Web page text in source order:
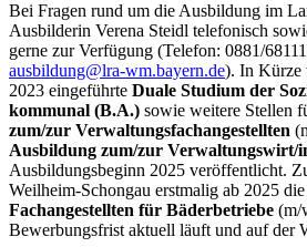
Bei Fragen rund um die Ausbildung im
Ausbilderin Verena Steidl telefonisch
gerne zur Verfügung (Telefon: 0881/
ausbildung@lra-wm.bayern.de). In Kürze
2023 eingeführte Duale Studium der
kommunal (B.A.) sowie weitere Stellen
zum/zur Verwaltungsfachangestellten
Ausbildung zum/zur Verwaltungswirt/
Ausbildungsbeginn 2025 veröffentlicht.
Weilheim-Schongau erstmalig ab 2025 die
Fachangestellten für Bäderbetriebe (m/
Bewerbungsfrist aktuell läuft und auf der